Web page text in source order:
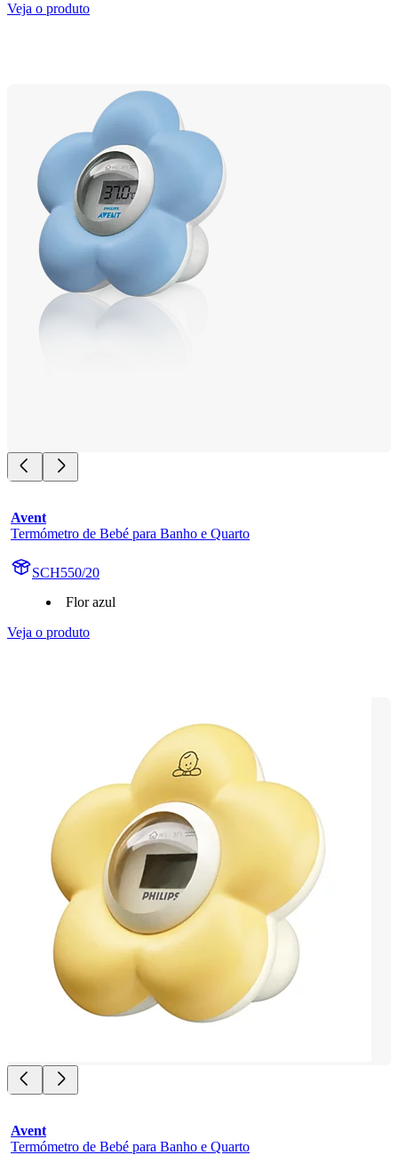
Veja o produto
Avent
Termómetro de Bebé para Banho e Quarto
SCH550/20
Flor azul
Veja o produto
Avent
Termómetro de Bebé para Banho e Quarto